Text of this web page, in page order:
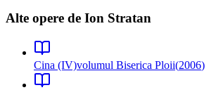
Alte opere de Ion Stratan
Cina (IV)volumul Biserica Ploii(2006)